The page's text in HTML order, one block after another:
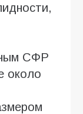
СФР
около